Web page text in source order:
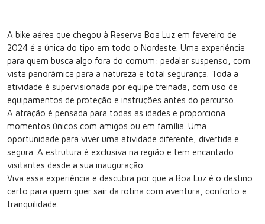
A bike aérea que chegou à Reserva Boa Luz em fevereiro de
2024 é a única do tipo em todo o Nordeste. Uma experiência
para quem busca algo fora do comum: pedalar suspenso, com
vista panorâmica para a natureza e total segurança. Toda a
atividade é supervisionada por equipe treinada, com uso de
equipamentos de proteção e instruções antes do percurso.
A atração é pensada para todas as idades e proporciona
momentos únicos com amigos ou em família. Uma
oportunidade para viver uma atividade diferente, divertida e
segura. A estrutura é exclusiva na região e tem encantado
visitantes desde a sua inauguração.
Viva essa experiência e descubra por que a Boa Luz é o destino
certo para quem quer sair da rotina com aventura, conforto e
tranquilidade.